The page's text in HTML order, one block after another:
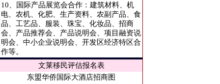
10、国际产品展览会合作：建筑材料、机
电、农机、化肥、生产资料、农副产品、食
品、工艺品、服装、珠宝、化妆品、招商
会、产品推荐会、产品说明会、项目融资说
明会、中小企业说明会、开发区经济特区合
作等。
文莱移民评估报名表
东盟华侨国际大酒店招商图